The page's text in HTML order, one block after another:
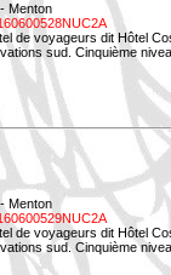
Menton
de voyageurs dit Hôtel
sud. Cinquième
Menton
de voyageurs dit Hôtel
sud. Cinquième